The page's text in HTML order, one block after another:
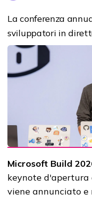
La conferenza
sviluppatori in
Microsoft Build
keynote d'apertura
viene annunciato e